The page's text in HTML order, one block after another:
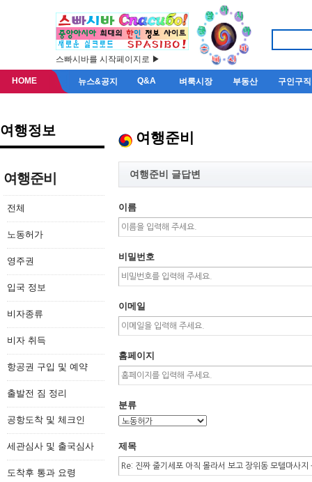
스빠시바를 시작페이지로 ▶
HOME 뉴스&공지 Q&A 벼룩시장 부동산 구인구직
여행정보
여행준비
전체
노동허가
영주권
입국 정보
비자종류
비자 취득
항공권 구입 및 예약
출발전 짐 정리
공항도착 및 체크인
세관심사 및 출국심사
도착후 통과 요령
여행준비
여행준비 글답변
이름
비밀번호
이메일
홈페이지
분류
제목